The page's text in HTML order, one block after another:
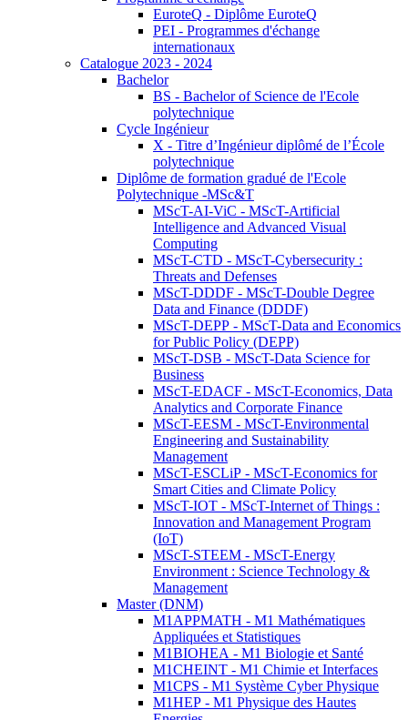
EuroteQ - Diplôme EuroteQ
PEI - Programmes d'échange
internationaux
Catalogue 2023 - 2024
Bachelor
BS - Bachelor of Science de l'Ecole
polytechnique
Cycle Ingénieur
X - Titre d’Ingénieur diplômé de l’École
polytechnique
Diplôme de formation gradué de l'Ecole
Polytechnique -MSc&T
MScT-AI-ViC - MScT-Artificial
Intelligence and Advanced Visual
Computing
MScT-CTD - MScT-Cybersecurity :
Threats and Defenses
MScT-DDDF - MScT-Double Degree
Data and Finance (DDDF)
MScT-DEPP - MScT-Data and Economics
for Public Policy (DEPP)
MScT-DSB - MScT-Data Science for
Business
MScT-EDACF - MScT-Economics, Data
Analytics and Corporate Finance
MScT-EESM - MScT-Environmental
Engineering and Sustainability
Management
MScT-ESCLiP - MScT-Economics for
Smart Cities and Climate Policy
MScT-IOT - MScT-Internet of Things :
Innovation and Management Program
(IoT)
MScT-STEEM - MScT-Energy
Environment : Science Technology &
Management
Master (DNM)
M1APPMATH - M1 Mathématiques
Appliquées et Statistiques
M1BIOHEA - M1 Biologie et Santé
M1CHEINT - M1 Chimie et Interfaces
M1CPS - M1 Système Cyber Physique
M1HEP - M1 Physique des Hautes